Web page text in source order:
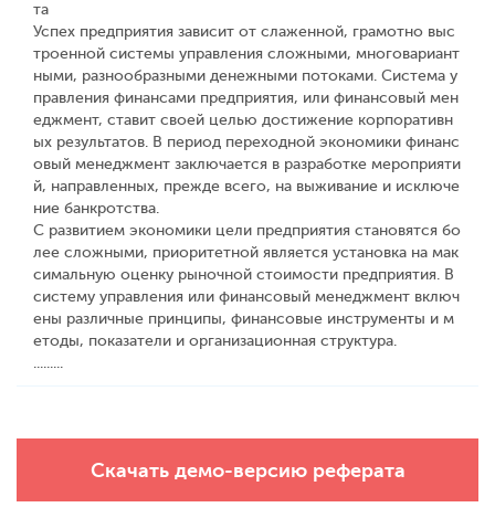
та
Успех предприятия зависит от слаженной, грамотно выс
троенной системы управления сложными, многовариант
ными, разнообразными денежными потоками. Система у
правления финансами предприятия, или финансовый мен
еджмент, ставит своей целью достижение корпоративн
ых результатов. В период переходной экономики финанс
овый менеджмент заключается в разработке мероприяти
й, направленных, прежде всего, на выживание и исключе
ние банкротства.
С развитием экономики цели предприятия становятся бо
лее сложными, приоритетной является установка на мак
симальную оценку рыночной стоимости предприятия. В
систему управления или финансовый менеджмент включ
ены различные принципы, финансовые инструменты и м
етоды, показатели и организационная структура.
.........
Скачать демо-версию реферата